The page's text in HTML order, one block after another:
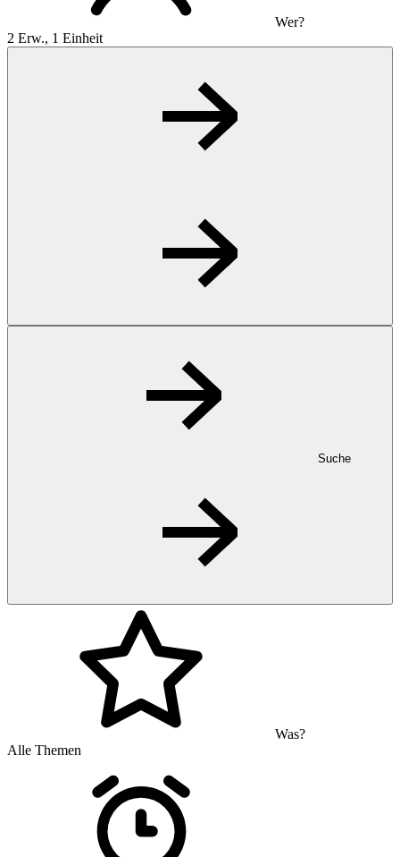
Wer?
2 Erw., 1 Einheit
Suche
Was?
Alle Themen